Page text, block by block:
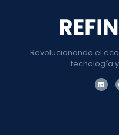
Revolucionando el
tecnología